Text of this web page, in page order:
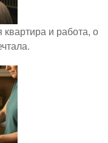
и работа, о